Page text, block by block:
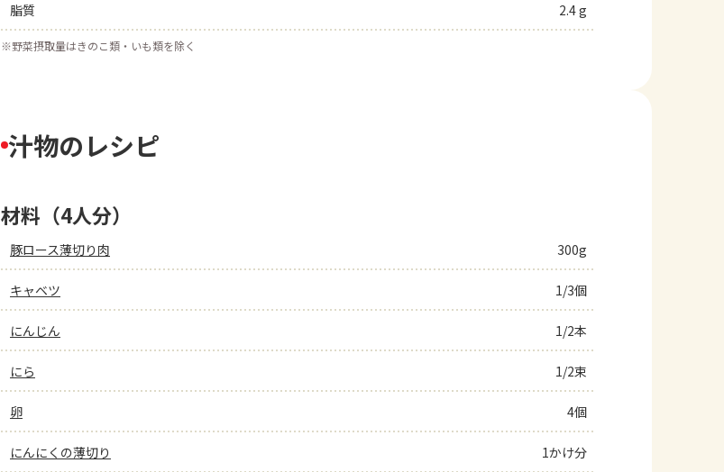
脂質 2.4 g
※野菜摂取量はきのこ類・いも類を除く
汁物のレシピ
材料（4人分）
豚ロース薄切り肉 300g
キャベツ 1/3個
にんじん 1/2本
にら 1/2束
卵 4個
にんにくの薄切り 1かけ分